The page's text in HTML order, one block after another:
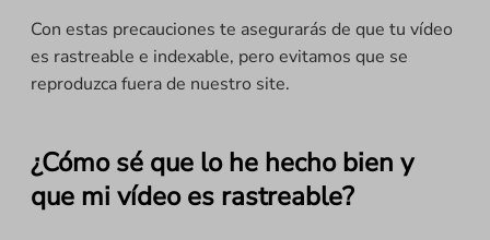
Con estas precauciones te asegurarás de que tu vídeo
es rastreable e indexable, pero evitamos que se
reproduzca fuera de nuestro site.
¿Cómo sé que lo he hecho bien y
que mi vídeo es rastreable?